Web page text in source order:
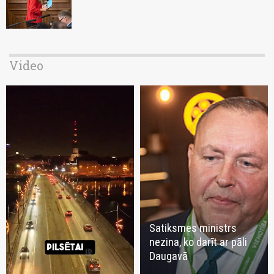
Video
Satiksmes ministrs
nezina, ko darīt ar pāli
Daugavā